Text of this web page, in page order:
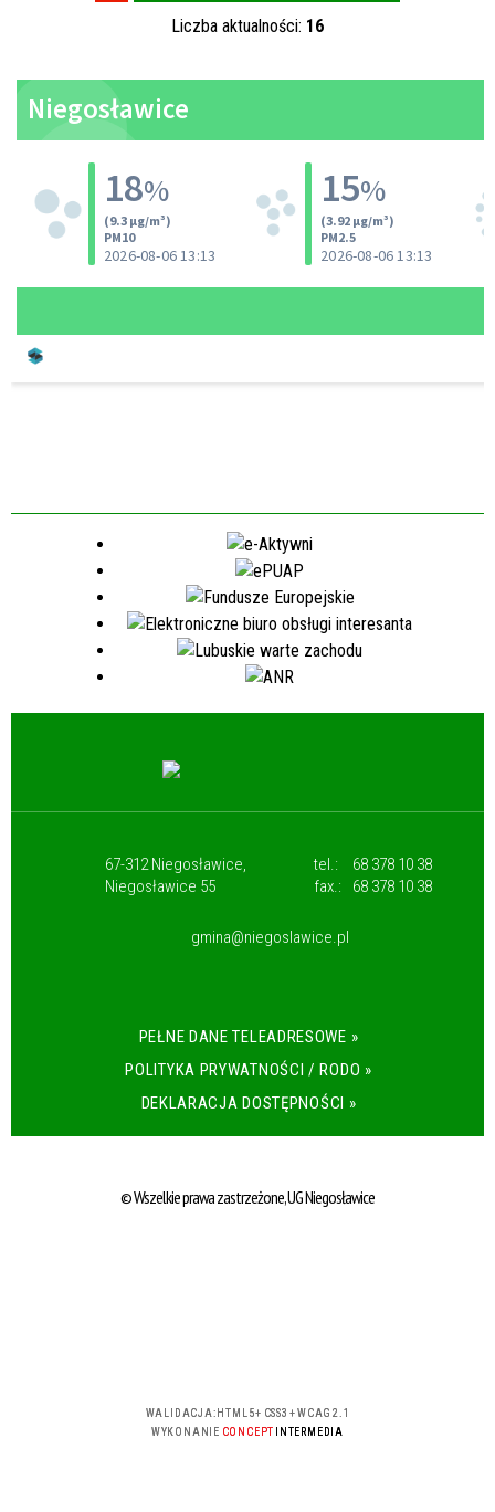
Liczba aktualności: 16
67-312 Niegosławice,
Niegosławice 55
tel.:
68 378 10 38
fax.:
68 378 10 38
gmina@niegoslawice.pl
PEŁNE DANE TELEADRESOWE »
POLITYKA PRYWATNOŚCI / RODO »
DEKLARACJA DOSTĘPNOŚCI »
© Wszelkie prawa zastrzeżone, UG Niegosławice
WALIDACJA: HTML5+ CSS3 +WCAG 2.1
WYKONANIE CONCEPT INTERMEDIA